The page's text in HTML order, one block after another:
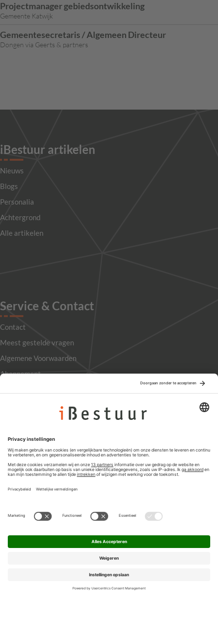
Projectmanager gebiedsontwikkeling
Gemeente Katwijk
Gemeentesecretaris / Algemeen Directeur
Dongen via Geerts & partners
iBestuur artikelen
Nieuws
Blogs
Personalia
Achtergrond
Alle artikelen
Service & Contact
Contact
Meest gestelde vragen
Algemene Voorwaarden
Abonnement
Privacyinstellingen